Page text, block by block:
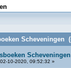
Scheveningen
Scheveningen
10-2020, 09:52:32 »